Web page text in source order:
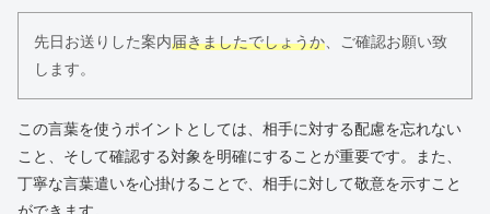
先日お送りした案内届きましたでしょうか、ご確認お願い致
します。
この言葉を使うポイントとしては、相手に対する配慮を忘れない
こと、そして確認する対象を明確にすることが重要です。また、
丁寧な言葉遣いを心掛けることで、相手に対して敬意を示すこと